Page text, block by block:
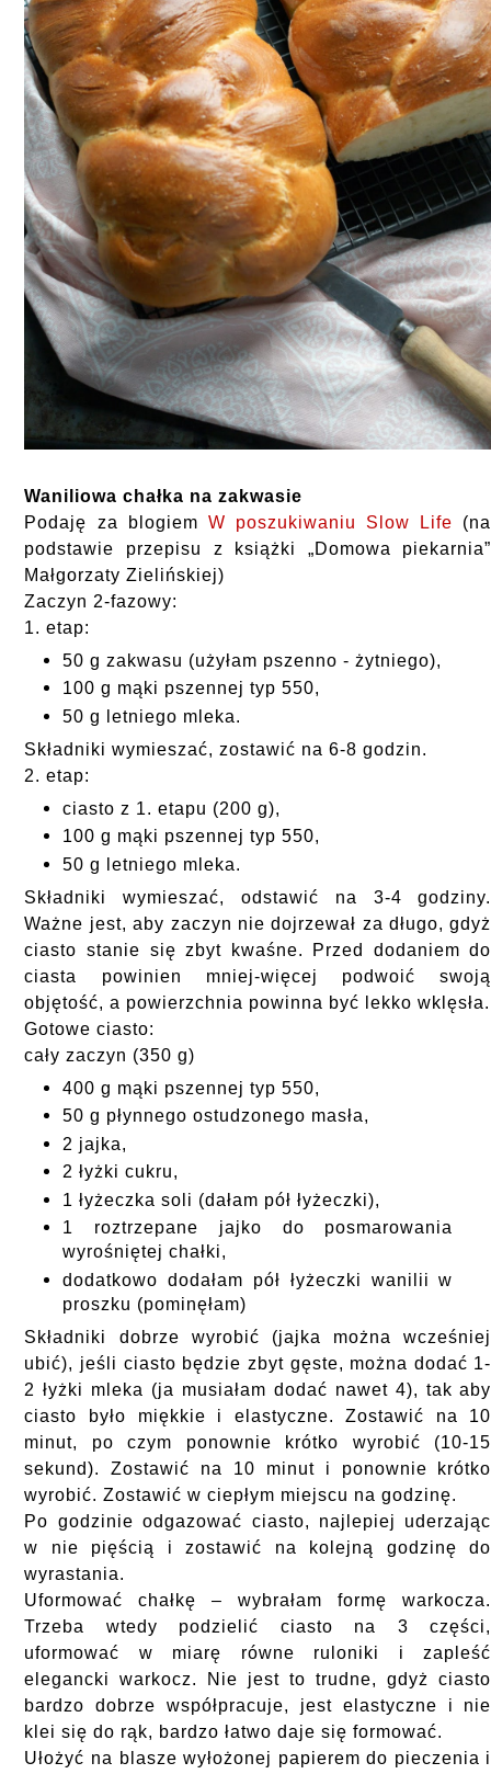
Waniliowa chałka na zakwasie
Podaję za blogiem W poszukiwaniu Slow Life (na
podstawie przepisu z książki „Domowa piekarnia”
Małgorzaty Zielińskiej)
Zaczyn 2-fazowy:
1. etap:
50 g zakwasu (użyłam pszenno - żytniego),
100 g mąki pszennej typ 550,
50 g letniego mleka.
Składniki wymieszać, zostawić na 6-8 godzin.
2. etap:
ciasto z 1. etapu (200 g),
100 g mąki pszennej typ 550,
50 g letniego mleka.
Składniki wymieszać, odstawić na 3-4 godziny.
Ważne jest, aby zaczyn nie dojrzewał za długo, gdyż
ciasto stanie się zbyt kwaśne. Przed dodaniem do
ciasta powinien mniej-więcej podwoić swoją
objętość, a powierzchnia powinna być lekko wklęsła.
Gotowe ciasto:
cały zaczyn (350 g)
400 g mąki pszennej typ 550,
50 g płynnego ostudzonego masła,
2 jajka,
2 łyżki cukru,
1 łyżeczka soli (dałam pół łyżeczki),
1 roztrzepane jajko do posmarowania
wyrośniętej chałki,
dodatkowo dodałam pół łyżeczki wanilii w
proszku (pominęłam)
Składniki dobrze wyrobić (jajka można wcześniej
ubić), jeśli ciasto będzie zbyt gęste, można dodać 1-
2 łyżki mleka (ja musiałam dodać nawet 4), tak aby
ciasto było miękkie i elastyczne. Zostawić na 10
minut, po czym ponownie krótko wyrobić (10-15
sekund). Zostawić na 10 minut i ponownie krótko
wyrobić. Zostawić w ciepłym miejscu na godzinę.
Po godzinie odgazować ciasto, najlepiej uderzając
w nie pięścią i zostawić na kolejną godzinę do
wyrastania.
Uformować chałkę – wybrałam formę warkocza.
Trzeba wtedy podzielić ciasto na 3 części,
uformować w miarę równe ruloniki i zapleść
elegancki warkocz. Nie jest to trudne, gdyż ciasto
bardzo dobrze współpracuje, jest elastyczne i nie
klei się do rąk, bardzo łatwo daje się formować.
Ułożyć na blasze wyłożonej papierem do pieczenia i